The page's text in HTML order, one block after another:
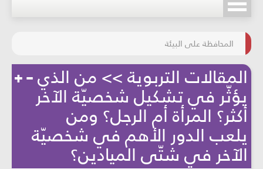
مسابقة الركب الحسينيّ
المحافظة على البيئة
المقالات التربوية >> من الذي
يؤثّر في تشكيل شخصيّة الآخر
أكثر؟ المرأة أم الرجل؟ ومن
يلعب الدور الأهم في شخصيّة
الآخر في شتّى الميادين؟